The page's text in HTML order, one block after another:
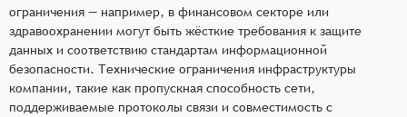
ограничения — например, в финансовом секторе или
здравоохранении могут быть жёсткие требования к защите
данных и соответствию стандартам информационной
безопасности. Технические ограничения инфраструктуры
компании, такие как пропускная способность сети,
поддерживаемые протоколы связи и совместимость с